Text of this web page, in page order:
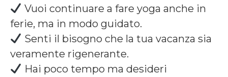
Vuoi continuare a fare yoga anche in
ferie, ma in modo guidato.
Senti il bisogno che la tua vacanza sia
veramente rigenerante.
Hai poco tempo ma desideri